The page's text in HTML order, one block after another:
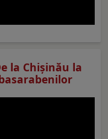
la Chișinău la